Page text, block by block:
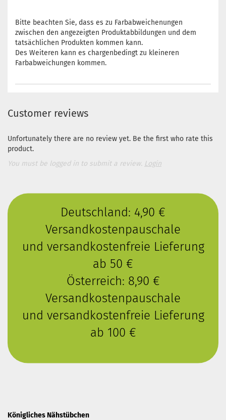
Bitte beachten Sie, dass es zu Farbabweichenungen
zwischen den angezeigten Produktabbildungen und dem
tatsächlichen Produkten kommen kann.
Des Weiteren kann es chargenbedingt zu kleineren
Farbabweichungen kommen.
Customer reviews
Unfortunately there are no review yet. Be the first who rate this
product.
You must be logged in to submit a review. Login
Deutschland: 4,90 €
Versandkostenpauschale
und versandkostenfreie Lieferung
ab 50 €
Österreich: 8,90 €
Versandkostenpauschale
und versandkostenfreie Lieferung
ab 100 €
Königliches Nähstübchen